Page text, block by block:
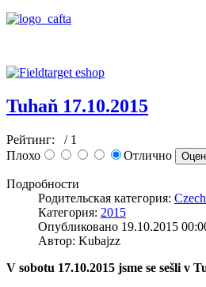
Tuhaň 17.10.2015
Рейтинг:
/ 1
Плохо
Отлично
Подробности
Родительская категория:
Категория: 2015
Опубликовано 19.10.2015
Автор: Kubajzz
V sobotu 17.10.2015 jsme se sešli v